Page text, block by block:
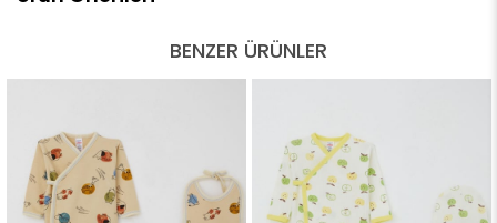
BENZER ÜRÜNLER